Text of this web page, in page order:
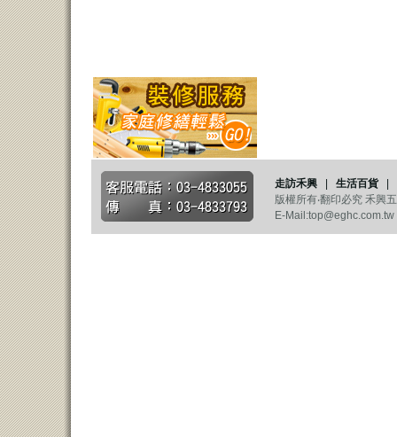
走訪禾興 生活百貨
版權所有‧翻印必究 禾興
E-